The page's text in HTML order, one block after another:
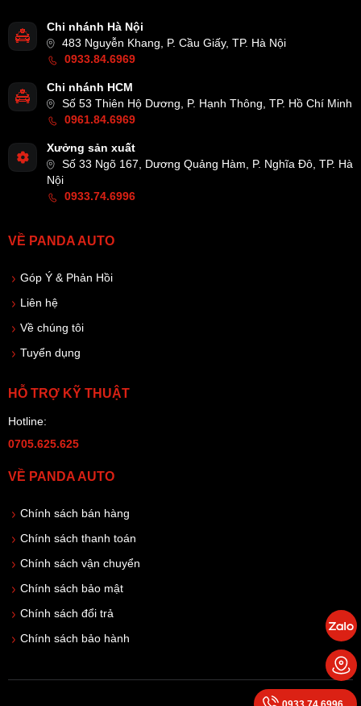
Chi nhánh Hà Nội
483 Nguyễn Khang, P. Cầu Giấy, TP. Hà Nội
0933.84.6969
Chi nhánh HCM
Số 53 Thiên Hộ Dương, P. Hạnh Thông, TP. Hồ Chí Minh
0961.84.6969
Xưởng sản xuất
Số 33 Ngõ 167, Dương Quảng Hàm, P. Nghĩa Đô, TP. Hà
Nội
0933.74.6996
VỀ PANDA AUTO
Góp Ý & Phản Hồi
Liên hệ
Về chúng tôi
Tuyển dụng
HỖ TRỢ KỸ THUẬT
Hotline:
0705.625.625
VỀ PANDA AUTO
Chính sách bán hàng
Chính sách thanh toán
Chính sách vận chuyển
Chính sách bảo mật
Chính sách đổi trả
Chính sách bảo hành